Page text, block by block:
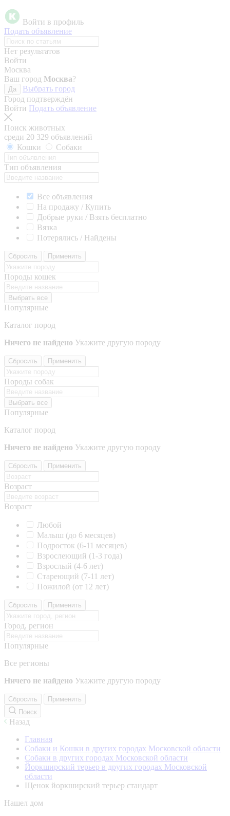
Войти в профиль
Подать объявление
Нет результатов
Войти
Москва
Ваш город Москва?
Да
Выбрать город
Город подтверждён
Войти Подать объявление
Поиск животных
среди 20 329 объявлений
Кошки
Собаки
Тип объявления
Все объявления
На продажу / Купить
Добрые руки / Взять бесплатно
Вязка
Потерялись / Найдены
Сбросить Применить
Породы кошек
Выбрать все
Популярные
Каталог пород
Ничего не найдено Укажите другую породу
Сбросить Применить
Породы собак
Выбрать все
Популярные
Каталог пород
Ничего не найдено Укажите другую породу
Сбросить Применить
Возраст
Возраст
Любой
Малыш (до 6 месяцев)
Подросток (6-11 месяцев)
Взрослеющий (1-3 года)
Взрослый (4-6 лет)
Стареющий (7-11 лет)
Пожилой (от 12 лет)
Сбросить Применить
Город, регион
Популярные
Все регионы
Ничего не найдено Укажите другую породу
Сбросить
Применить
Поиск
Назад
Главная
Собаки и Кошки в других городах Московской области
Собаки в других городах Московской области
Йоркширский терьер в других городах Московской
области
Щенок йоркширский терьер стандарт
Нашел дом